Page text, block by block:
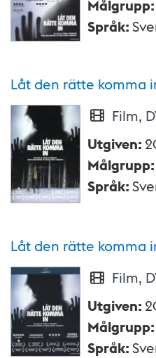
Målgrupp:
Språk:
Låt den rätte komma
Film,
Utgiven:
Målgrupp:
Språk:
Låt den rätte komma
Film,
Utgiven:
Målgrupp:
Språk: